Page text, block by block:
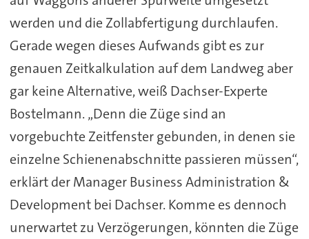
werden und die Zollabfertigung durchlaufen.
Gerade wegen dieses Aufwands gibt es zur
genauen Zeitkalkulation auf dem Landweg aber
gar keine Alternative, weiß Dachser-Experte
Bostelmann. „Denn die Züge sind an
vorgebuchte Zeitfenster gebunden, in denen sie
einzelne Schienenabschnitte passieren müssen“,
erklärt der Manager Business Administration &
Development bei Dachser. Komme es dennoch
unerwartet zu Verzögerungen, könnten die Züge